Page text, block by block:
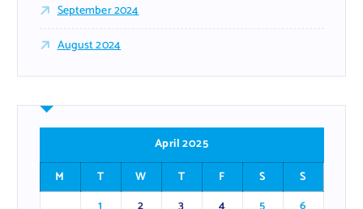
September 2024
August 2024
April 2025
M
T W T F S
S